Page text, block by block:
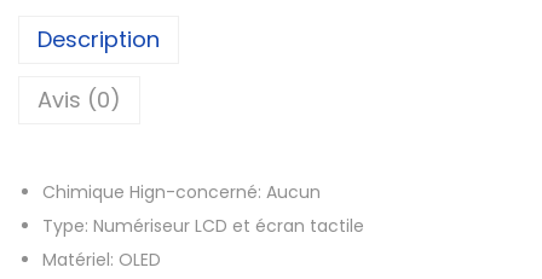
O
D
L
C
Description
Avis (0)
Chimique Hign-concerné: Aucun
Type: Numériseur LCD et écran tactile
Matériel: OLED